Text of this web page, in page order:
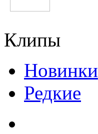
Клипы
Новинки
Редкие